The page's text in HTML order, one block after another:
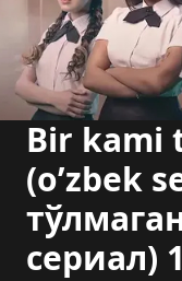
Bir kami
(o’zbek
сериал)